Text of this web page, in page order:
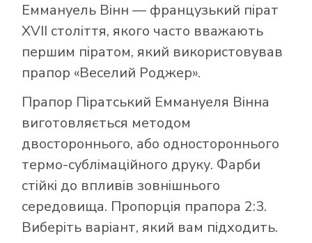
Еммануель Вінн — французький пірат
XVII століття, якого часто вважають
першим піратом, який використовував
прапор «Веселий Роджер».
Прапор Піратський Еммануеля Вінна
виготовляється методом
двостороннього, або одностороннього
термо-сублімаційного друку. Фарби
стійкі до впливів зовнішнього
середовища. Пропорція прапора 2:3.
Виберіть варіант, який вам підходить.